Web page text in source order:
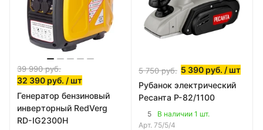
39 990руб.
32 390 руб. / шт
Генератор бензиновый
инверторный RedVerg
RD-IG2300H
5 750руб. 5 390 руб. / шт
Рубанок электрический
Ресанта Р-82/1100
5
В наличии 1 шт.
Арт. 75/5/4